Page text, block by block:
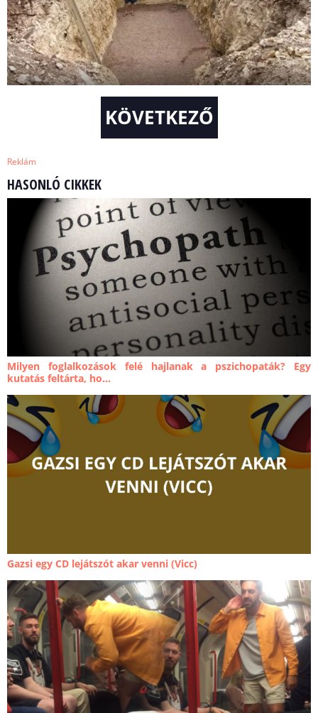
KÖVETKEZŐ
Reklám
HASONLÓ CIKKEK
Milyen foglalkozások felé hajlanak a pszichopaták? Egy
kutatás feltárta, ho...
Gazsi egy CD lejátszót akar venni (Vicc)